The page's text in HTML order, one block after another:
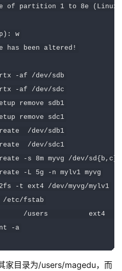
of partition 1 to 8e ( Linux
):
w
been altered !
- af / dev/ sdb
- af / dev/ sdc
remove sdb1
remove sdc1
/ dev/ sdb1
/ dev/ sdc1
- s 8m myvg / dev/ sd{ b , c
- L 5g - n mylv1 myvg
- t ext4 / dev/myvg/mylv1
/etc/ fstab
/ users          ext4
- a
家目录为/users/magedu，而